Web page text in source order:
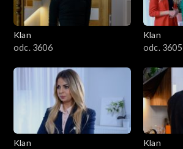
Klan
odc. 3606
Klan
odc. 3605
Klan
Klan